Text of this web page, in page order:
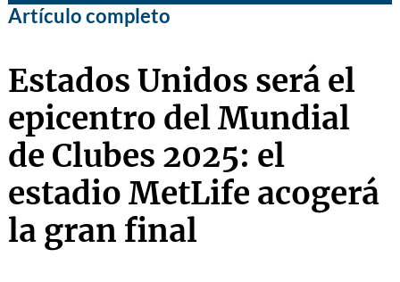
Artículo completo
Estados Unidos será el
epicentro del Mundial
de Clubes 2025: el
estadio MetLife acogerá
la gran final